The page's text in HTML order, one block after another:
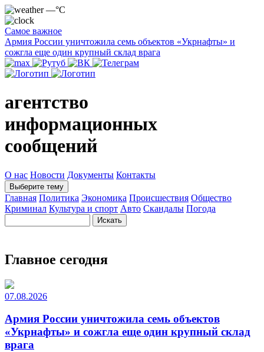
—°C
Самое важное
Армия России уничтожила семь объектов «Укрнафты» и
сожгла еще один крупный склад врага
агентство
информационных
сообщений
О нас Новости Документы Контакты
Выберите тему
Главная Политика Экономика Происшествия Общество
Криминал Культура и спорт Авто Скандалы Погода
Главное сегодня
07.08.2026
Армия России уничтожила семь объектов
«Укрнафты» и сожгла еще один крупный склад
врага